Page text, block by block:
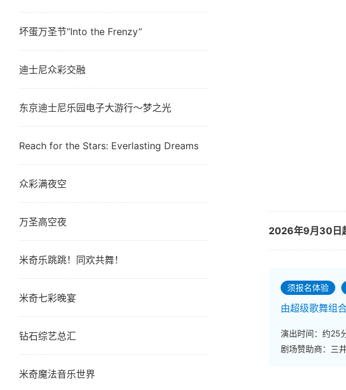
2026年9月30日
须报名体验
由超级歌舞组
演出时间：约25
剧场赞助商：三
坏蛋万圣节“Into the Frenzy”
迪士尼众彩交融
东京迪士尼乐园电子大游行～梦之光
Reach for the Stars: Everlasting Dreams
众彩满夜空
万圣高空夜
米奇乐跳跳！同欢共舞！
米奇七彩晚宴
钻石综艺总汇
米奇魔法音乐世界